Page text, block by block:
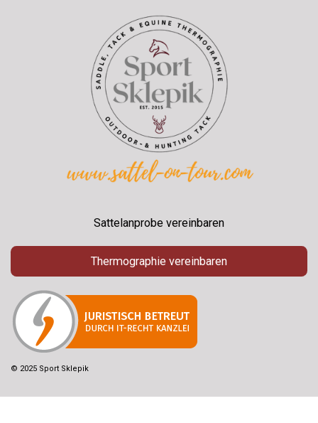
Sattelanprobe vereinbaren
Thermographie vereinbaren
© 2025 Sport Sklepik